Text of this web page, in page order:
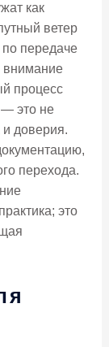
как
ветер
передаче
внимание
процесс
— это не
и доверия.
перехода.
это